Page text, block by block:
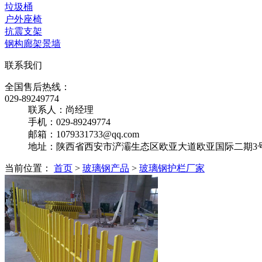
垃圾桶
户外座椅
抗震支架
钢构廊架景墙
联系我们
全国售后热线：
029-89249774
联系人：尚经理
手机：029-89249774
邮箱：1079331733@qq.com
地址：陕西省西安市浐灞生态区欧亚大道欧亚国际二期3
当前位置： 首页 > 玻璃钢产品 > 玻璃钢护栏厂家